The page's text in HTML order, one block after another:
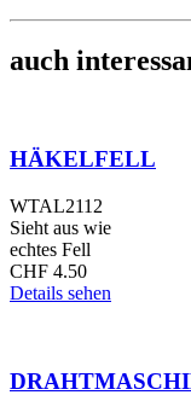
auch
HÄKELFELL
WTAL2112
Sieht aus wie
echtes Fell
CHF 4.50
Details sehen